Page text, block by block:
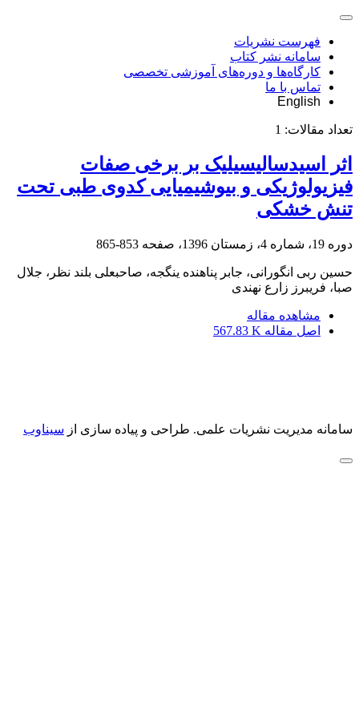
فهرست نشریات
سامانه نشر کتاب
کارگاه‌ها و دوره‌های آموزشی تخصصی
تماس با ما
English
تعداد مقالات: 1
اثر اسیدسالیسیلیک بر برخی صفات
فیزیولوژیکی و بیوشیمیایی کدوی طبی تحت
تنش خشکی
دوره 19، شماره 4، زمستان 1396، صفحه 853-865
حسین ربی انگورانی، جابر پناهنده ینگجه، صاحبعلی بلند نظر، جلال
صبا، فریبرز زارع نهندی
مشاهده مقاله
اصل مقاله 567.83 K
سامانه مدیریت نشریات علمی. طراحی و پیاده سازی از سیناوب